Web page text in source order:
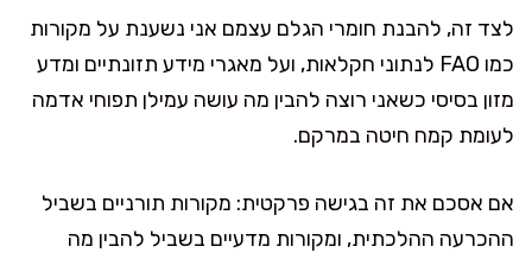
לצד זה, להבנת חומרי הגלם עצמם אני נשענת על מקורות
כמו FAO לנתוני חקלאות, ועל מאגרי מידע תזונתיים ומדע
מזון בסיסי כשאני רוצה להבין מה עושה עמילן תפוחי אדמה
לעומת קמח חיטה במרקם.
אם אסכם את זה בגישה פרקטית: מקורות תורניים בשביל
ההכרעה ההלכתית, ומקורות מדעיים בשביל להבין מה